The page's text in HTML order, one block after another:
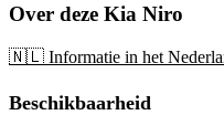
Over deze Kia Niro
🇳🇱 Informatie in het
Beschikbaarheid